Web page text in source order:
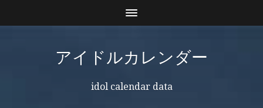
アイドルカレンダー
idol calendar data